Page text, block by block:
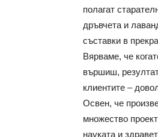
полагат
дръвчета и
съставки в
Вярваме, че
вършиш,
клиентите –
Освен, че
множество
науката и